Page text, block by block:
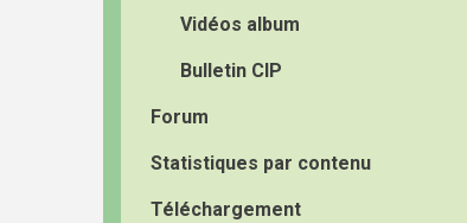
Vidéos album
Bulletin CIP
Forum
Statistiques par contenu
Téléchargement